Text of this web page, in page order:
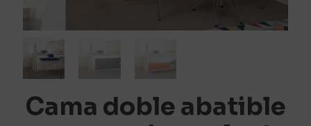
Cama doble abatible